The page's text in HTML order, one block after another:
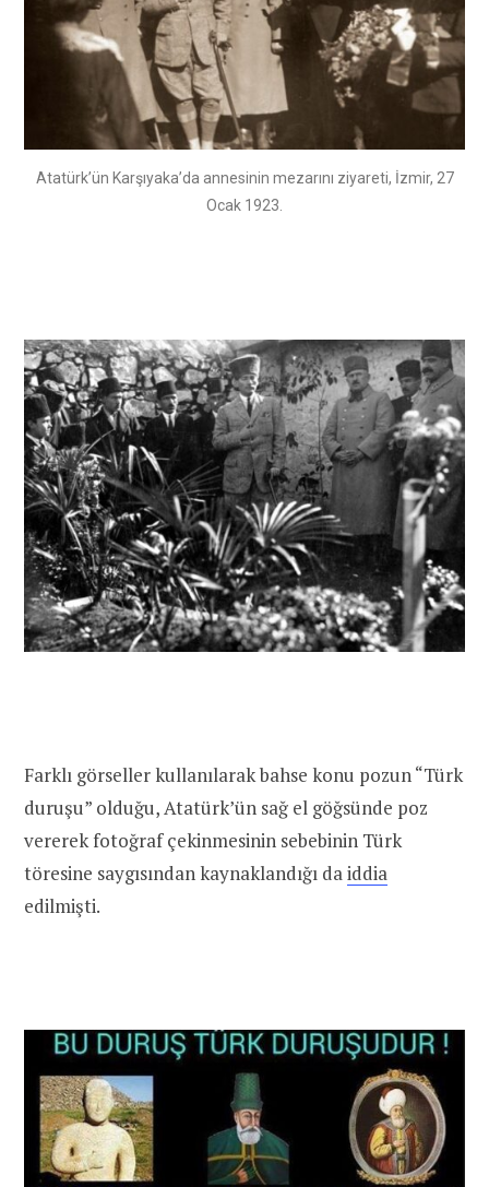
Atatürk’ün Karşıyaka’da annesinin mezarını ziyareti, İzmir, 27
Ocak 1923.
Farklı görseller kullanılarak bahse konu pozun “Türk
duruşu” olduğu, Atatürk’ün sağ el göğsünde poz
vererek fotoğraf çekinmesinin sebebinin Türk
töresine saygısından kaynaklandığı daiddia
edilmişti.